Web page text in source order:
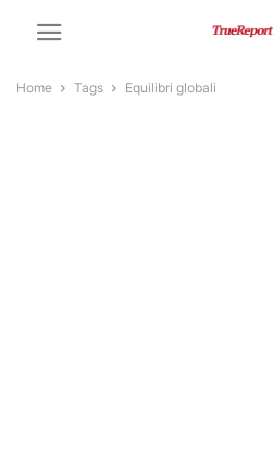
Home Tags Equilibri globali